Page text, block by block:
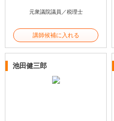
元衆議院議員／税理士
講師候補に入れる
池田健三郎